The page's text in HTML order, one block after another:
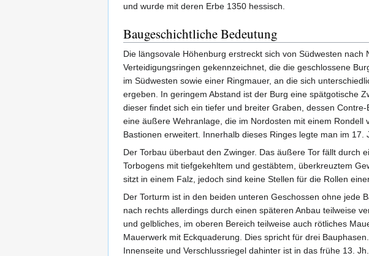
und wurde mit deren Erbe 1350 hessisch.
Baugeschichtliche Bedeutung
Die längsovale Höhenburg erstreckt sich von Südwesten
Verteidigungsringen gekennzeichnet, die die geschlossene
im Südwesten sowie einer Ringmauer, an die sich
ergeben. In geringem Abstand ist der Burg eine spätgotische
dieser findet sich ein tiefer und breiter Graben, dessen
eine äußere Wehranlage, die im Nordosten mit einem
Bastionen erweitert. Innerhalb dieses Ringes legte man im
Der Torbau überbaut den Zwinger. Das äußere Tor fällt durch
Torbogens mit tiefgekehltem und gestäbtem, überkreuztem
sitzt in einem Falz, jedoch sind keine Stellen für die Rollen
Der Torturm ist in den beiden unteren Geschossen ohne jede
nach rechts allerdings durch einen späteren Anbau teilweise
und gelbliches, im oberen Bereich teilweise auch rötliches
Mauerwerk mit Eckquaderung. Dies spricht für drei
Innenseite und Verschlussriegel dahinter ist in das frühe 13.